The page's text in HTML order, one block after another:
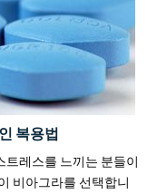
복용법
트레스를 느끼는 분들이
비아그라를 선택합니